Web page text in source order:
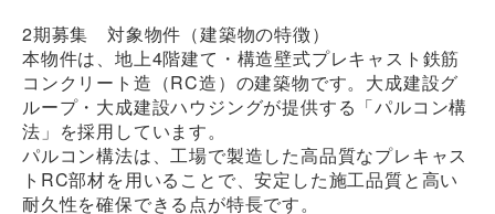
2期募集 対象物件（建築物の特徴）
本物件は、地上4階建て・構造壁式プレキャスト鉄筋
コンクリート造（RC造）の建築物です。大成建設グ
ループ・大成建設ハウジングが提供する「パルコン構
法」を採用しています。
パルコン構法は、工場で製造した高品質なプレキャス
トRC部材を用いることで、安定した施工品質と高い
耐久性を確保できる点が特長です。